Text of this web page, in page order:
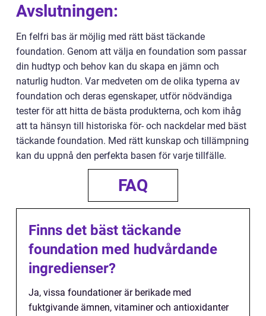
Avslutningen:
En felfri bas är möjlig med rätt bäst täckande
foundation. Genom att välja en foundation som passar
din hudtyp och behov kan du skapa en jämn och
naturlig hudton. Var medveten om de olika typerna av
foundation och deras egenskaper, utför nödvändiga
tester för att hitta de bästa produkterna, och kom ihåg
att ta hänsyn till historiska för- och nackdelar med bäst
täckande foundation. Med rätt kunskap och tillämpning
kan du uppnå den perfekta basen för varje tillfälle.
FAQ
Finns det bäst täckande
foundation med hudvårdande
ingredienser?
Ja, vissa foundationer är berikade med
fuktgivande ämnen, vitaminer och antioxidanter